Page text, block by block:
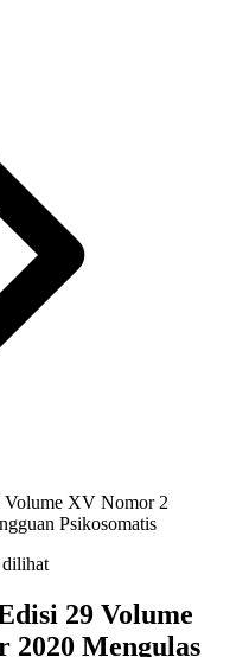
Volume XV Nomor 2
Psikosomatis
29 Volume
2020 Mengulas